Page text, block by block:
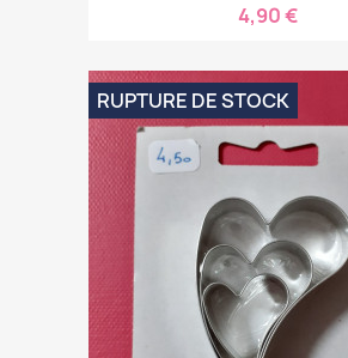
4,90 €
RUPTURE DE STOCK